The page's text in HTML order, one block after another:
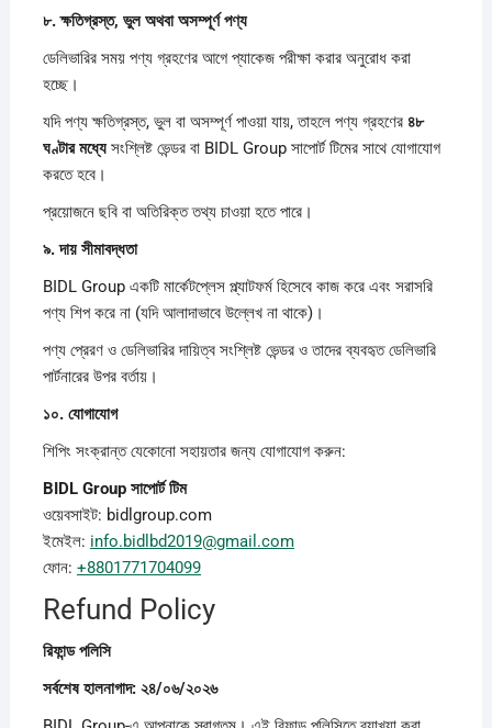
৮.ক্ষতিগ্রস্ত, ভুলঅথবাঅসম্পূর্ণপণ্য
ডেলিভারির সময় পণ্য গ্রহণের আগে প্যাকেজ পরীক্ষা করার অনুরোধ করা
হচ্ছে।
যদি পণ্য ক্ষতিগ্রস্ত, ভুল বা অসম্পূর্ণ পাওয়া যায়, তাহলে পণ্য গ্রহণের ৪৮
ঘণ্টারমধ্যেসংশ্লিষ্ট ভেন্ডর বা BIDL Group সাপোর্ট টিমের সাথে যোগাযোগ
করতে হবে।
প্রয়োজনে ছবি বা অতিরিক্ত তথ্য চাওয়া হতে পারে।
৯.দায়সীমাবদ্ধতা
BIDL Group একটি মার্কেটপ্লেস প্ল্যাটফর্ম হিসেবে কাজ করে এবং সরাসরি
পণ্য শিপ করে না (যদি আলাদাভাবে উল্লেখ না থাকে)।
পণ্য প্রেরণ ও ডেলিভারির দায়িত্ব সংশ্লিষ্ট ভেন্ডর ও তাদের ব্যবহৃত ডেলিভারি
পার্টনারের উপর বর্তায়।
১০. যোগাযোগ
শিপিং সংক্রান্ত যেকোনো সহায়তার জন্য যোগাযোগ করুন:
BIDL Group সাপোর্টটিম
ওয়েবসাইট: bidlgroup.com
ইমেইল: info.bidlbd2019@gmail.com
ফোন: +8801771704099
Refund Policy
রিফান্ডপলিসি
সর্বশেষহালনাগাদ: ২৪/০৬/২০২৬